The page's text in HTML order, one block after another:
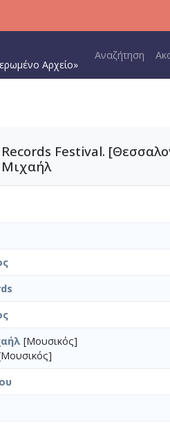
Αρχείο»
Main
Αναζήτηση
Festival.
[Μουσικός]